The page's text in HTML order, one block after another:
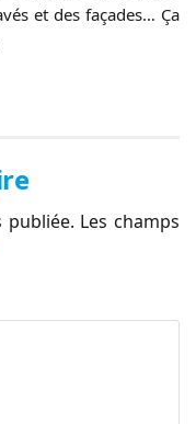
et des façades… Ça
publiée. Les champs